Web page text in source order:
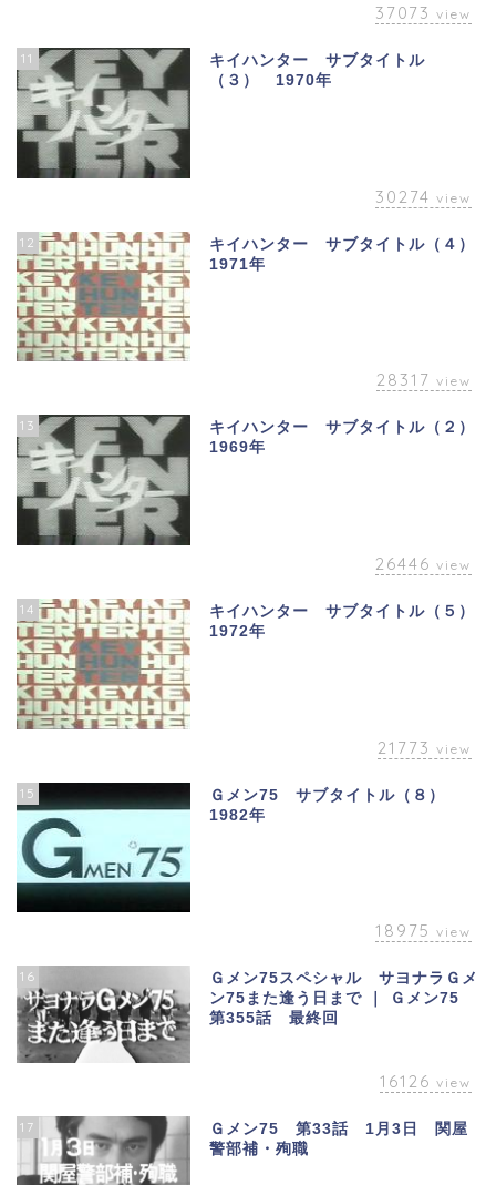
37073 view
11
キイハンター サブタイトル
（３） 1970年
30274 view
12
キイハンター サブタイトル（４）
1971年
28317 view
13
キイハンター サブタイトル（２）
1969年
26446 view
14
キイハンター サブタイトル（５）
1972年
21773 view
15
Ｇメン75 サブタイトル（８）
1982年
18975 view
16
Ｇメン75スペシャル サヨナラＧメ
ン75また逢う日まで ｜ Ｇメン75
第355話 最終回
16126 view
17
Ｇメン75 第33話 1月3日 関屋
警部補・殉職